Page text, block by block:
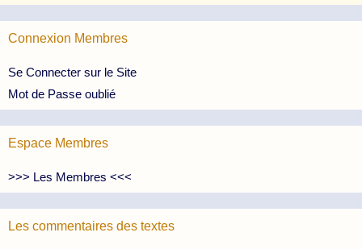
Connexion Membres
Se Connecter sur le Site
Mot de Passe oublié
Espace Membres
>>> Les Membres <<<
Les commentaires des textes